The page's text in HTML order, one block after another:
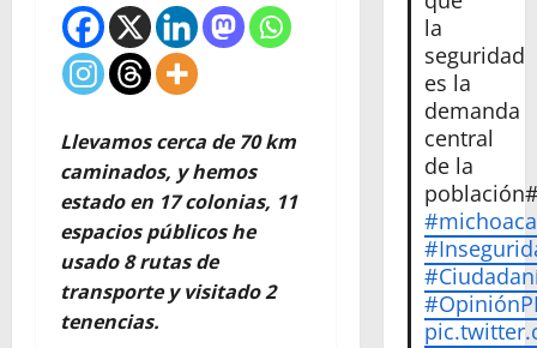
Llevamos cerca de 70 km
caminados, y hemos
estado en 17 colonias, 11
espacios públicos he
usado 8 rutas de
transporte y visitado 2
tenencias.
la
seguridad
es la
demanda
central
de la